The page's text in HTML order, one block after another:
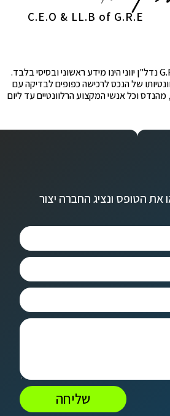
C.E.O & LL.B of G.R.E
*כל המידע המוצג באתר G.R.E נדל"ן יווני הינו מידע ראשוני ובסיסי בלבד.
של הנכס לרכישה כפופים לבדיקה עם
מהנדס וכל אנשי המקצוע הרלוונטיים עד ליום
את הטופס ונציג החברה יצור
שליחה